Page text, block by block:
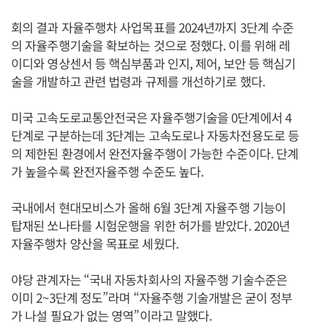
회의 결과 자율주행차 사업목표를 2024년까지 3단계 수준
의 자율주행기술을 확보하는 것으로 정했다. 이를 위해 레
이디와 영상센서 등 핵심부품과 인지, 제어, 보안 등 핵심기
술을 개발하고 관련 법령과 규제를 개선하기로 했다.
미국 고속도로교통안전국은 자율주행기술을 0단계에서 4
단계로 구분하는데 3단계는 고속도로나 자동차전용도로 등
의 제한된 환경에서 완전자율주행이 가능한 수준이다. 단계
가 높을수록 완전자율주행 수준도 높다.
국내에서 현대모비스가 올해 6월 3단계 자율주행 기능이
탑재된 쏘나타를 시험운행을 위한 허가를 받았다. 2020년
자율주행차 양산을 목표로 세웠다.
야당 관계자는 “국내 자동차회사의 자율주행 기술수준은
이미 2~3단계 정도”라며 “자율주행 기술개발은 굳이 정부
가 나설 필요가 없는 영역”이라고 말했다.